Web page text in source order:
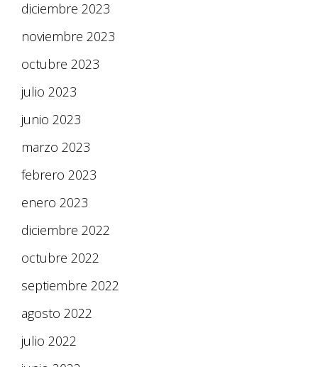
diciembre 2023
noviembre 2023
octubre 2023
julio 2023
junio 2023
marzo 2023
febrero 2023
enero 2023
diciembre 2022
octubre 2022
septiembre 2022
agosto 2022
julio 2022